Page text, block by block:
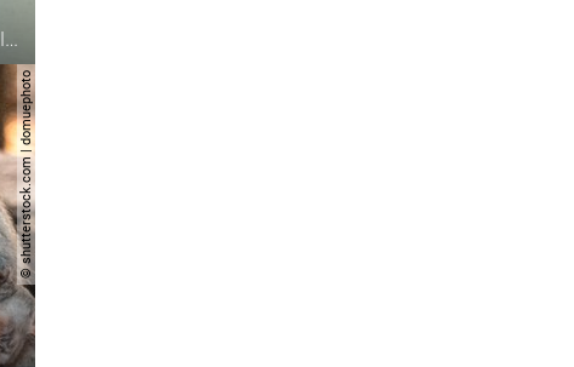
nordkoreas sommerliche empfehlungen
© shutterstock.com | domuephoto